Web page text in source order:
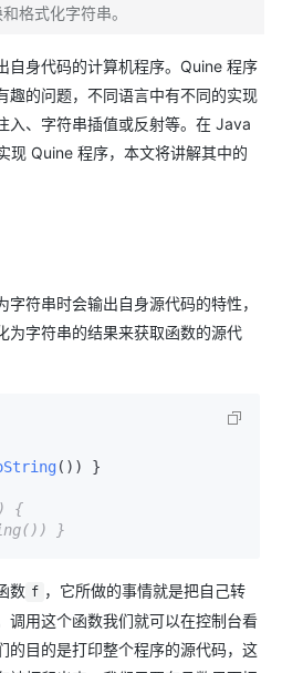
格式化字符串。
自身代码的计算机程序。Quine 程序
趣的问题，不同语言中有不同的实现
入、字符串插值或反射等。在 Java
现 Quine 程序，本文将讲解其中的
符串时会输出自身源代码的特性，
为字符串的结果来获取函数的源代
{
}
数 f ，它所做的事情就是把自己转
调用这个函数我们就可以在控制台看
的目的是打印整个程序的源代码，这